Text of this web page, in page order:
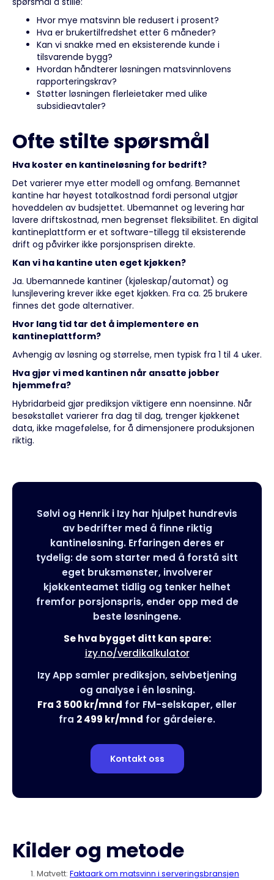
Hvor mye matsvinn ble redusert i prosent?
Hva er brukertilfredshet etter 6 måneder?
Kan vi snakke med en eksisterende kunde i
tilsvarende bygg?
Hvordan håndterer løsningen matsvinnlovens
rapporteringskrav?
Støtter løsningen flerleietaker med ulike
subsidieavtaler?
Ofte stilte spørsmål
Hva koster en kantineløsning for bedrift?
Det varierer mye etter modell og omfang. Bemannet
kantine har høyest totalkostnad fordi personal utgjør
hoveddelen av budsjettet. Ubemannet og levering har
lavere driftskostnad, men begrenset fleksibilitet. En digital
kantineplattform er et software-tillegg til eksisterende
drift og påvirker ikke porsjonsprisen direkte.
Kan vi ha kantine uten eget kjøkken?
Ja. Ubemannede kantiner (kjøleskap/automat) og
lunsjlevering krever ikke eget kjøkken. Fra ca. 25 brukere
finnes det gode alternativer.
Hvor lang tid tar det å implementere en
kantineplattform?
Avhengig av løsning og størrelse, men typisk fra 1 til 4 uker.
Hva gjør vi med kantinen når ansatte jobber
hjemmefra?
Hybridarbeid gjør prediksjon viktigere enn noensinne. Når
besøkstallet varierer fra dag til dag, trenger kjøkkenet
data, ikke magefølelse, for å dimensjonere produksjonen
riktig.
Sølvi og Henrik i Izy har hjulpet hundrevis
av bedrifter med å finne riktig
kantineløsning. Erfaringen deres er
tydelig: de som starter med å forstå sitt
eget bruksmønster, involverer
kjøkkenteamet tidlig og tenker helhet
fremfor porsjonspris, ender opp med de
beste løsningene.
Se hva bygget ditt kan spare:
izy.no/verdikalkulator
Izy App samler prediksjon, selvbetjening
og analyse i én løsning.
Fra 3 500 kr/mnd for FM-selskaper, eller
fra 2 499 kr/mnd for gårdeiere.
Kontakt oss
Kilder og metode
Matvett: Faktaark om matsvinn i serveringsbransjen